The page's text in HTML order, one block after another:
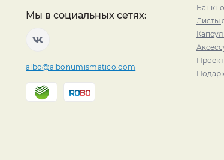
Мы в социальных сетях:
albo@albonumismatico.com
Листы